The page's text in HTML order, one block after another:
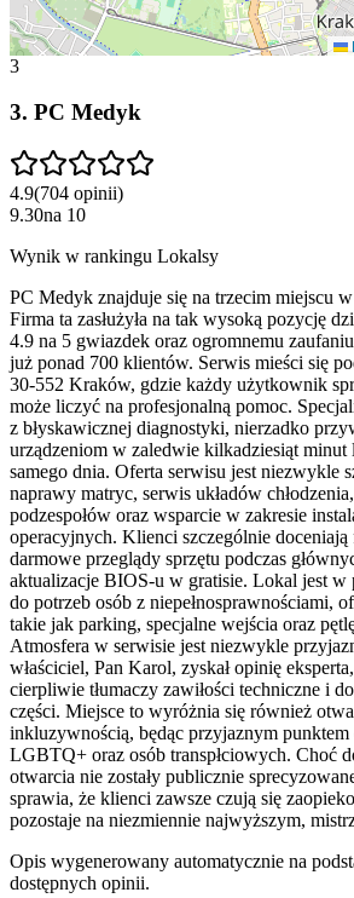
3
3. PC Medyk
4.9(704 opinii)
9.30na 10
Wynik w rankingu Lokalsy
PC Medyk znajduje się na trzecim miejscu
Firma ta zasłużyła na tak wysoką pozycję
4.9 na 5 gwiazdek oraz ogromnemu
już ponad 700 klientów. Serwis mieści się
30-552 Kraków, gdzie każdy użytkownik
może liczyć na profesjonalną pomoc.
z błyskawicznej diagnostyki, nierzadko
urządzeniom w zaledwie kilkadziesiąt minut
samego dnia. Oferta serwisu jest niezwykle
naprawy matryc, serwis układów
podzespołów oraz wsparcie w zakresie
operacyjnych. Klienci szczególnie
darmowe przeglądy sprzętu podczas
aktualizacje BIOS-u w gratisie. Lokal jest w
do potrzeb osób z niepełnosprawnościami,
takie jak parking, specjalne wejścia oraz
Atmosfera w serwisie jest niezwykle
właściciel, Pan Karol, zyskał opinię
cierpliwie tłumaczy zawiłości techniczne i
części. Miejsce to wyróżnia się również
inkluzywnością, będąc przyjaznym punktem
LGBTQ+ oraz osób transpłciowych. Choć
otwarcia nie zostały publicznie
sprawia, że klienci zawsze czują się
pozostaje na niezmiennie najwyższym,
Opis wygenerowany automatycznie na
dostępnych opinii.